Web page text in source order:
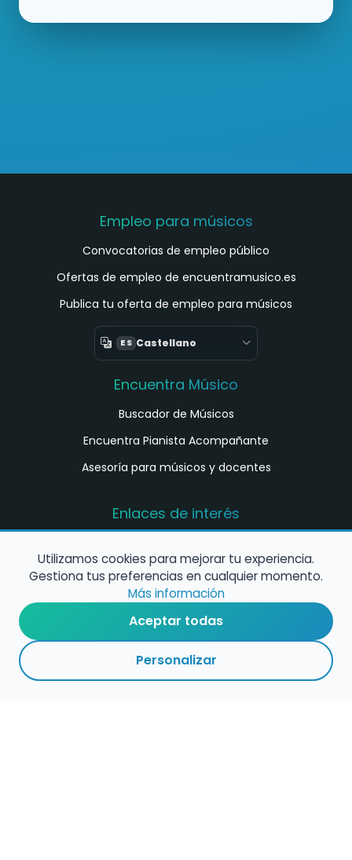
Empleo para músicos
Convocatorias de empleo público
Ofertas de empleo de encuentramusico.es
Publica tu oferta de empleo para músicos
ES Castellano
Encuentra Músico
Buscador de Músicos
Encuentra Pianista Acompañante
Asesoría para músicos y docentes
Enlaces de interés
música en España
Configura alertas de empleo
Contacta con nosotros
Utilizamos cookies para mejorar tu experiencia.
Gestiona tus preferencias en cualquier momento.
Más información
Aceptar todas
Personalizar